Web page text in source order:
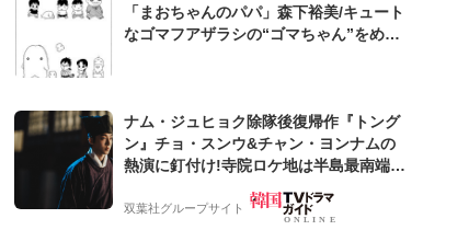
「まおちゃんのパパ」森下裕美/キュート
なゴマフアザラシの“ゴマちゃん”をめぐ
ナム・ジュヒョク除隊後復帰作『トング
ン』チョ・スンウ&チャン・ヨンナムの
熱演に釘付け!寺院ロケ地は半島最南端の
国旅行】
双葉社グループサイト